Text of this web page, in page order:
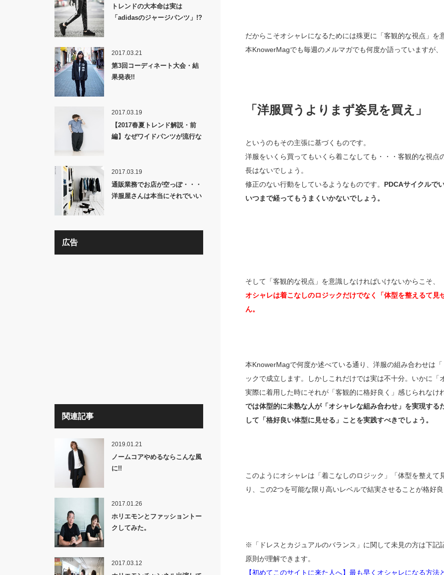
だからこそオシャレになるためには殊更に「客観的な視点」を
本KnowerMagでも毎週のメルマガでも何度か語っていますが、
「洋服買うよりまず姿見を買え」
というのもその主張に基づくものです。
洋服をいくら買ってもいくら着こなしても・・・客観的な視
長はないでしょう。
修正のない行動をしているようなものです。 PDCAサイクルで
いつまで経ってもうまくいかないでしょう。
そして「客観的な視点」を意識しなければいけないからこそ、
オシャレは着こなしのロジックだけでなく「体型を整えるて見
ん。
本KnowerMagで何度か述べている通り、洋服の組み合わせは
ックで成立します。しかしこれだけでは実は不十分。いかに「
実際に着用した時にそれが「客観的に格好良く」感じられなけ
では体型的に未熟な人が「オシャレな組み合わせ」を実現す
して「格好良い体型に見せる」ことを実践すべきでしょう。
このようにオシャレは「着こなしのロジック」「体型を整え
り、この2つを可能な限り高いレベルで結実させることが格好
※「ドレスとカジュアルのバランス」に関して未見の方は下記
原則が理解できます。
【初めてこのサイトに来た人へ】最も早くオシャレになる方
トレンドの大本命は実は
「adidasのジャージパンツ」!?
2017.03.21
第3回コーディネート大会・結
果発表!!
2017.03.19
【2017春夏トレンド解説・前
編】なぜワイドパンツが流行な
2017.03.19
通販業務でお店が空っぽ・・・
洋服屋さんは本当にそれでいい
広告
関連記事
2019.01.21
ノームコアやめるならこんな風
に!!
2017.01.26
ホリエモンとファッショントー
クしてみた。
2017.03.12